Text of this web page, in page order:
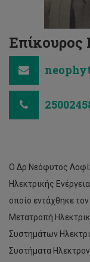
Επίκουρος
Ο Δρ Νεόφυτος
Ηλεκτρικής
οποίο εντάχθηκε
Μετατροπή
Συστημάτων
Συστήματα